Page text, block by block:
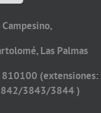
Las Palmas
(extensiones:
3843/3844 )